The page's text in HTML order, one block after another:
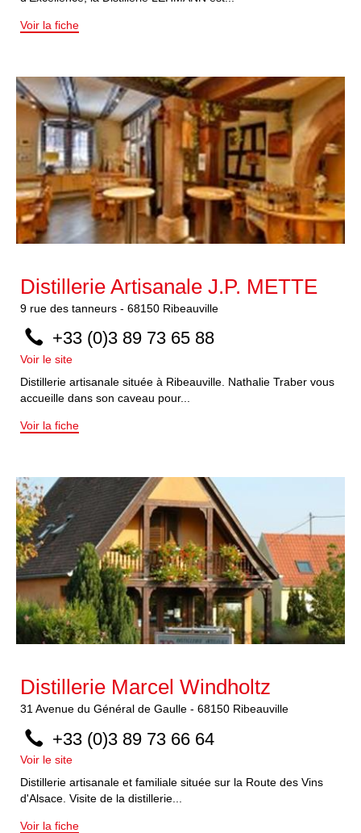
Voir la fiche
Distillerie Artisanale J.P. METTE
9 rue des tanneurs - 68150 Ribeauville
+33 (0)3 89 73 65 88
Voir le site
Distillerie artisanale située à Ribeauville. Nathalie Traber vous
accueille dans son caveau pour...
Voir la fiche
Distillerie Marcel Windholtz
31Avenue du Général de Gaulle - 68150 Ribeauville
+33 (0)3 89 73 66 64
Voir le site
Distillerie artisanale et familiale située sur la Route des Vins
d'Alsace. Visite de la distillerie...
Voir la fiche